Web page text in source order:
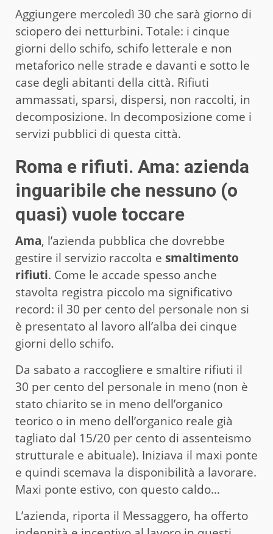
Aggiungere mercoledì 30 che sarà giorno di
sciopero dei netturbini. Totale: i cinque
giorni dello schifo, schifo letterale e non
metaforico nelle strade e davanti e sotto le
case degli abitanti della città. Rifiuti
ammassati, sparsi, dispersi, non raccolti, in
decomposizione. In decomposizione come i
servizi pubblici di questa città.
Roma e rifiuti. Ama: azienda
inguaribile che nessuno (o
quasi) vuole toccare
Ama, l’azienda pubblica che dovrebbe
gestire il servizio raccolta e smaltimento
rifiuti. Come le accade spesso anche
stavolta registra piccolo ma significativo
record: il 30 per cento del personale non si
è presentato al lavoro all’alba dei cinque
giorni dello schifo.
Da sabato a raccogliere e smaltire rifiuti il
30 per cento del personale in meno (non è
stato chiarito se in meno dell’organico
teorico o in meno dell’organico reale già
tagliato dal 15/20 per cento di assenteismo
strutturale e abituale). Iniziava il maxi ponte
e quindi scemava la disponibilità a lavorare.
Maxi ponte estivo, con questo caldo…
L’azienda, riporta il Messaggero, ha offerto